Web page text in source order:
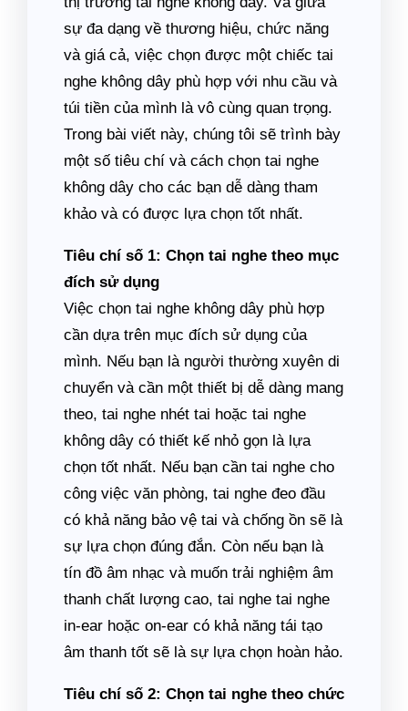
sự đa dạng về thương hiệu, chức năng
và giá cả, việc chọn được một chiếc tai
nghe không dây phù hợp với nhu cầu và
túi tiền của mình là vô cùng quan trọng.
Trong bài viết này, chúng tôi sẽ trình bày
một số tiêu chí và cách chọn tai nghe
không dây cho các bạn dễ dàng tham
khảo và có được lựa chọn tốt nhất.
Tiêu chí số 1: Chọn tai nghe theo mục
đích sử dụng
Việc chọn tai nghe không dây phù hợp
cần dựa trên mục đích sử dụng của
mình. Nếu bạn là người thường xuyên di
chuyển và cần một thiết bị dễ dàng mang
theo, tai nghe nhét tai hoặc tai nghe
không dây có thiết kế nhỏ gọn là lựa
chọn tốt nhất. Nếu bạn cần tai nghe cho
công việc văn phòng, tai nghe đeo đầu
có khả năng bảo vệ tai và chống ồn sẽ là
sự lựa chọn đúng đắn. Còn nếu bạn là
tín đồ âm nhạc và muốn trải nghiệm âm
thanh chất lượng cao, tai nghe tai nghe
in-ear hoặc on-ear có khả năng tái tạo
âm thanh tốt sẽ là sự lựa chọn hoàn hảo.
Tiêu chí số 2: Chọn tai nghe theo chức